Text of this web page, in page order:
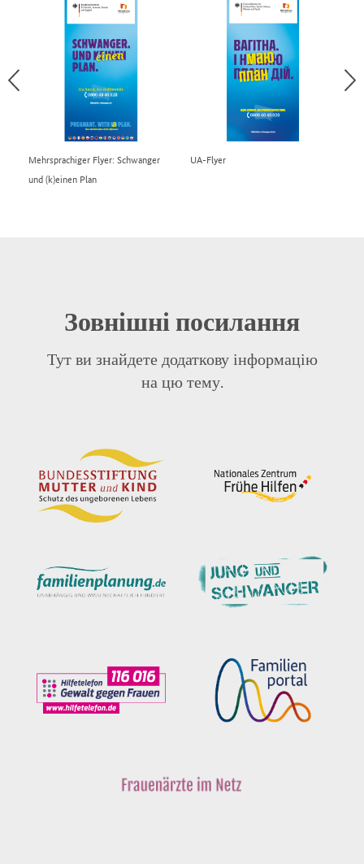
Mehrsprachiger Flyer: Schwanger
und (k)einen Plan
UA-Flyer
Зовнішні посилання
Тут ви знайдете додаткову інформацію
на цю тему.